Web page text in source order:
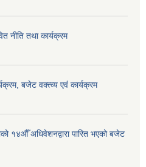
नीति तथा कार्यक्रम
बजेट वक्त्व्य एवं कार्यक्रम
१४औँ अधिवेशनद्वारा पारित भएको बजेट